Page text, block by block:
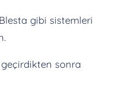
gibi sistemleri
geçirdikten sonra